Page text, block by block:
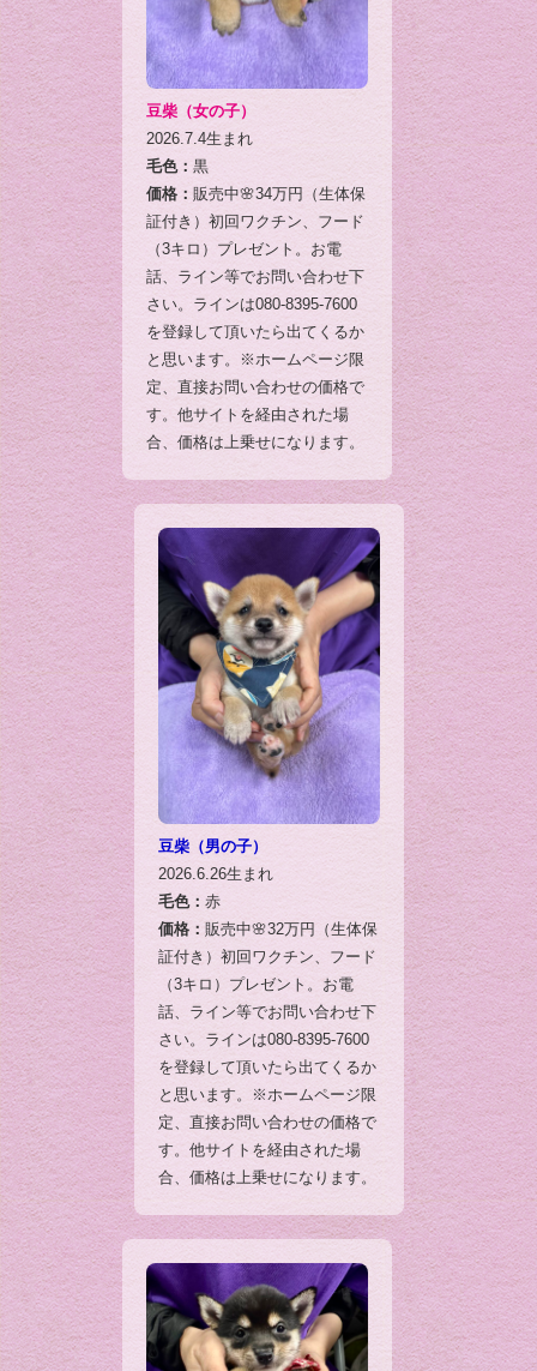
豆柴（女の子）
2026.7.4生まれ
毛色： 黒
価格： 販売中🌸34万円（生体保
証付き）初回ワクチン、フード
（3キロ）プレゼント。お電
話、ライン等でお問い合わせ下
さい。ラインは080-8395-7600
を登録して頂いたら出てくるか
と思います。※ホームページ限
定、直接お問い合わせの価格で
す。他サイトを経由された場
合、価格は上乗せになります。
豆柴（男の子）
2026.6.26生まれ
毛色： 赤
価格： 販売中🌸32万円（生体保
証付き）初回ワクチン、フード
（3キロ）プレゼント。お電
話、ライン等でお問い合わせ下
さい。ラインは080-8395-7600
を登録して頂いたら出てくるか
と思います。※ホームページ限
定、直接お問い合わせの価格で
す。他サイトを経由された場
合、価格は上乗せになります。